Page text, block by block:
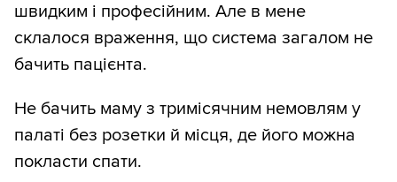
швидким і професійним. Але в мене
склалося враження, що система загалом не
бачить пацієнта.
Не бачить маму з тримісячним немовлям у
палаті без розетки й місця, де його можна
покласти спати.